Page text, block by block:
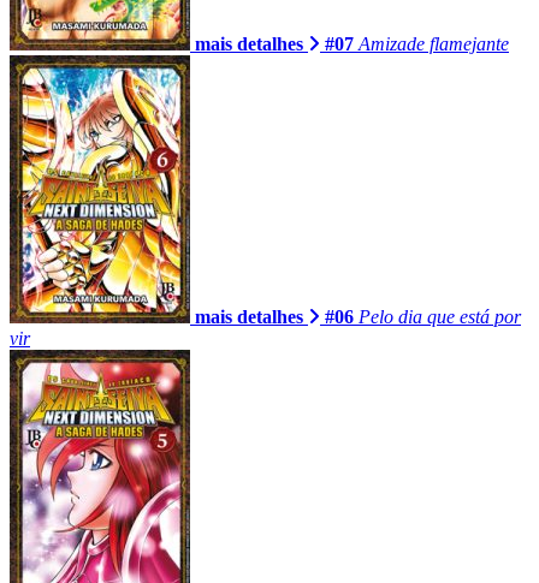
mais detalhes #07 Amizade flamejante
mais detalhes #06 Pelo dia que está por
vir